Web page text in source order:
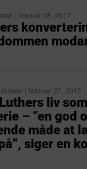
| februar 28, 2017
| februar 27, 2017
liv som
– “en god
måde at
siger en